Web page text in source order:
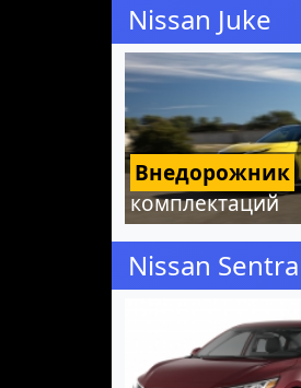
Nissan Juke
Внедорожник
комплектаций
Nissan Sentra